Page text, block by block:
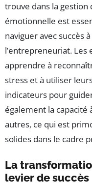
trouve dans la gestion
émotionnelle est
naviguer avec succès
l’entrepreneuriat.
apprendre à
stress et à utiliser
indicateurs pour
également la
autres, ce qui est
solides dans le cadre
La
levier de succès